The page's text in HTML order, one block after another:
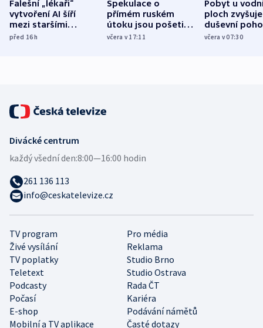
Falešní „lékaři“
vytvoření AI šíří
mezi staršími
Poláky nebezpečné
před 16h
Spekulace o
přímém ruském
útoku jsou pošetilé,
míní estonský
včera v 17:11
Pobyt u
ploch zvyšuje
duševní
ukázala
včera v 07:30
TV program
Pro média
Živé vysílání
Reklama
TV poplatky
Studio Brno
Teletext
Studio Ostrava
Podcasty
Rada ČT
Počasí
Kariéra
E-shop
Podávání námětů
Mobilní a TV aplikace
Časté dotazy
Divácké centrum
každý všední den:8:00—16:00 hodin
261 136 113
info@ceskatelevize.cz